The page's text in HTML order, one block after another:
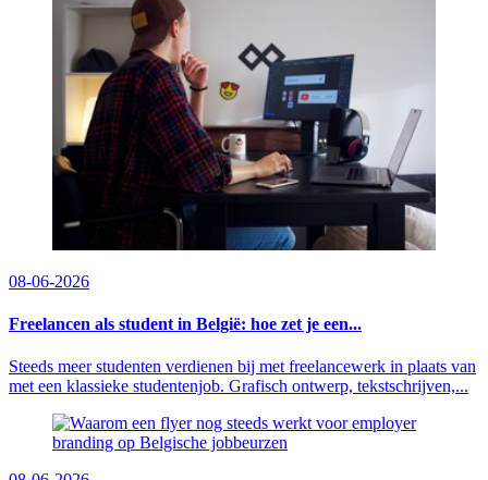
08-06-2026
Freelancen als student in België: hoe zet je een...
Steeds meer studenten verdienen bij met freelancewerk in plaats van
met een klassieke studentenjob. Grafisch ontwerp, tekstschrijven,...